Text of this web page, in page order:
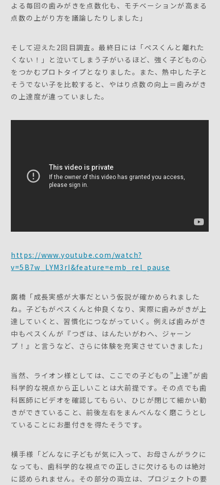
よる毎回の歯みがきを点数化も、モチベーションが高まる
点数の上がり方を議論したりしました」
そして迎えた2回目調査。最終日には「ぺスくんと離れた
くない！」と泣いてしまう子がいるほど、強く子どもの心
をつかむプロトタイプとなりました。また、熱中した子と
そうでない子を比較すると、やはり点数の向上＝歯みがき
の上達度が違っていました。
https://www.youtube.com/watch?
v=5B7w_LYM3rI&feature=emb_rel_pause
廣橋「成長実感が大事だという仮説が確かめられました
ね。子どもがぺスくんと仲良くなり、実際に歯みがきが上
達していくと、習慣化につながっていく。例えば歯みがき
中もぺスくんが『つぎは、はんたいがわへ、ジャーン
プ！』と言うなど、さらに体験を充実させていきました」
当然、ライオン様としては、ここでの子どもの”上達”が歯
科学的な視点から正しいことは大前提です。その点でも歯
科医師にビデオを確認してもらい、ひじが閉じて細かい動
きができていること、前後左右をまんべんなく磨こうとし
ていることにお墨付きを得たそうです。
横手様「どんなに子どもが気に入って、お母さんがラクに
なっても、歯科学的な視点での正しさに欠けるものは絶対
に認められません。その部分の両立は、プロジェクトの要